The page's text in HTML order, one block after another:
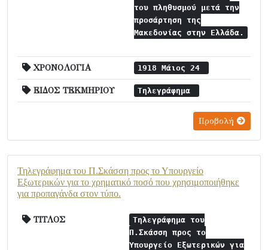
του πληθυσμού μετά την
προσάρτηση της
Μακεδονίας στην Ελλάδα.
ΧΡΟΝΟΛΟΓΙΑ 1918 Μάιος 24
ΕΙΔΟΣ ΤΕΚΜΗΡΙΟΥ Τηλεγράφημα
Προβολή
Τηλεγράφημα του Π.Σκάσση προς το Υπουργείο
Εξωτερικών για το χρηματικό ποσό που χρησιμοποιήθηκε
για προπαγάνδα στον τύπο.
ΤΙΤΛΟΣ
Τηλεγράφημα του
Π.Σκάσση προς το
Υπουργείο Εξωτερικών για